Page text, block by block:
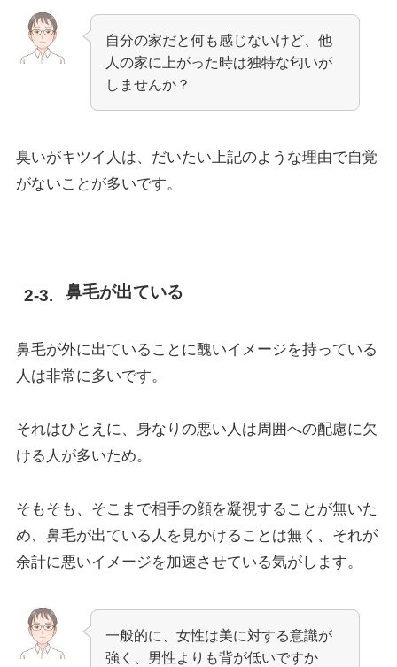
自分の家だと何も感じないけど、他
人の家に上がった時は独特な匂いが
しませんか？
臭いがキツイ人は、だいたい上記のような理由で自覚
がないことが多いです。
鼻毛が出ている
鼻毛が外に出ていることに醜いイメージを持っている
人は非常に多いです。
それはひとえに、身なりの悪い人は周囲への配慮に欠
ける人が多いため。
そもそも、そこまで相手の顔を凝視することが無いた
め、鼻毛が出ている人を見かけることは無く、それが
余計に悪いイメージを加速させている気がします。
一般的に、女性は美に対する意識が
強く、男性よりも背が低いですか